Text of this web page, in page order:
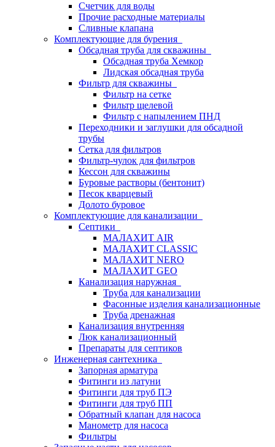
Счетчик для воды
Прочие расходные материалы
Сливные клапана
Комплектующие для бурения
Обсадная труба для скважины
Обсадная труба Хемкор
Лидская обсадная труба
Фильтр для скважины
Фильтр на сетке
Фильтр щелевой
Фильтр с напылением ПНД
Переходники и заглушки для обсадной
трубы
Сетка для фильтров
Фильтр-чулок для фильтров
Кессон для скважины
Буровые растворы (бентонит)
Песок кварцевый
Долото буровое
Комплектующие для канализации
Септики
МАЛАХИТ AIR
МАЛАХИТ CLASSIC
МАЛАХИТ NERO
МАЛАХИТ GEO
Канализация наружная
Труба для канализации
Фасонные изделия канализационные
Труба дренажная
Канализация внутренняя
Люк канализационный
Препараты для септиков
Инженерная сантехника
Запорная арматура
Фитинги из латуни
Фитинги для труб ПЭ
Фитинги для труб ПП
Обратный клапан для насоса
Манометр для насоса
Фильтры